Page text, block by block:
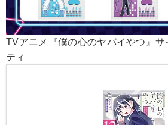
TVアニメ『僕の心のヤバイやつ』
ティ